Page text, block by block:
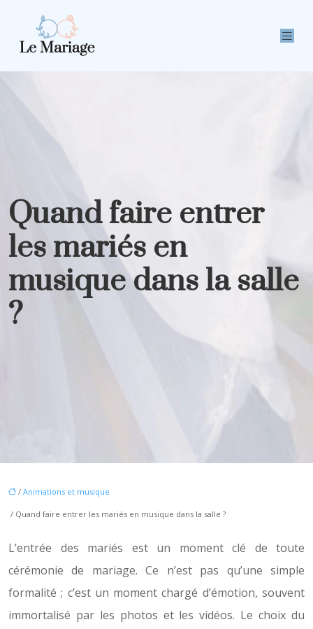
Quand faire entrer
les mariés en
musique dans la salle
?
/ Animations et musique
/ Quand faire entrer les mariés en musique dans la salle ?
L’entrée des mariés est un moment clé de toute
cérémonie de mariage. Ce n’est pas qu’une simple
formalité ; c’est un moment chargé d’émotion, souvent
immortalisé par les photos et les vidéos. Le choix du